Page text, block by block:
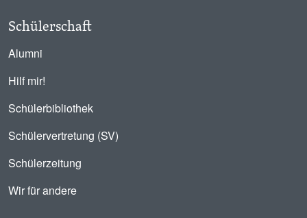
Schülerschaft
Alumni
Hilf mir!
Schülerbibliothek
Schülervertretung (SV)
Schülerzeitung
Wir für andere